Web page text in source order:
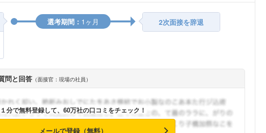
選考期間： 1ヶ月 2次面接を辞退
問と回答 （面接官：現場の社員）
１分で無料登録して、60万社の口コミをチェック！
メールで登録（無料）